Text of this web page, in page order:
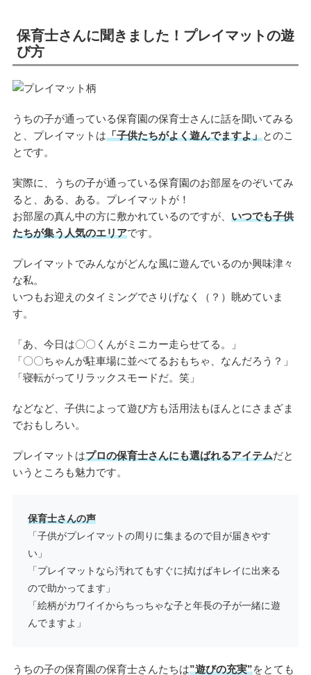
保育士さんに聞きました！プレイマットの遊
び方
うちの子が通っている保育園の保育士さんに話を聞いてみる
と、プレイマットは「子供たちがよく遊んでますよ」とのこ
とです。
実際に、うちの子が通っている保育園のお部屋をのぞいてみ
ると、ある、ある。プレイマットが！
お部屋の真ん中の方に敷かれているのですが、 いつでも子供
たちが集う人気のエリアです。
プレイマットでみんながどんな風に遊んでいるのか興味津々
な私。
いつもお迎えのタイミングでさりげなく（？）眺めていま
す。
「あ、今日は〇〇くんがミニカー走らせてる。」
「〇〇ちゃんが駐車場に並べてるおもちゃ、なんだろう？」
「寝転がってリラックスモードだ。笑」
などなど、子供によって遊び方も活用法もほんとにさまざま
でおもしろい。
プレイマットはプロの保育士さんにも選ばれるアイテムだと
いうところも魅力です。
保育士さんの声
「子供がプレイマットの周りに集まるので目が届きやす
い」
「プレイマットなら汚れてもすぐに拭けばキレイに出来る
ので助かってます」
「絵柄がカワイイからちっちゃな子と年長の子が一緒に遊
んでますよ」
うちの子の保育園の保育士さんたちは”遊びの充実”をとても